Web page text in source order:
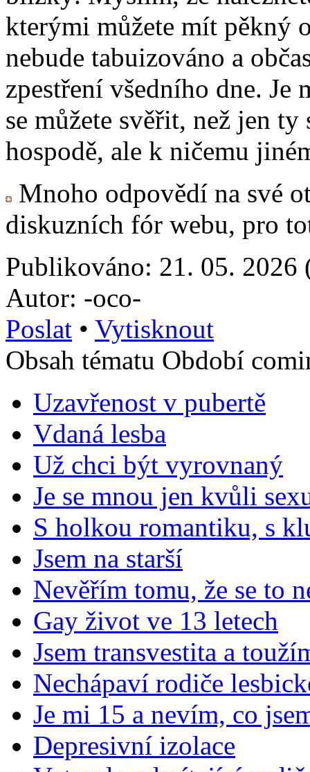
kterými můžete mít pěkný
nebude tabuizováno a
zpestření všedního dne.
se můžete svěřit, než jen
hospodě, ale k ničemu
Mnoho odpovědí na své
diskuzních fór webu, pro
Publikováno: 21. 05. 2026
Autor: -oco-
Poslat • Vytisknout
Obsah tématu Období
Uzavřenost v pubertě
Vdaná lesba
Už chci být vyrovnaný
Je se mnou jen kvůli
S holkou romantiku, s
Jsem na starší
Nevěřím tomu, že se to
Gay život ve 13 letech
Jsem transvestita a
Nechápaví rodiče
Je mi 15 a nevím, co
Depresivní izolace